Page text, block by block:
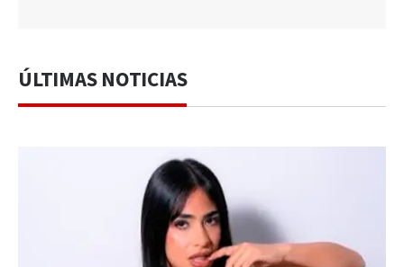
ÚLTIMAS NOTICIAS